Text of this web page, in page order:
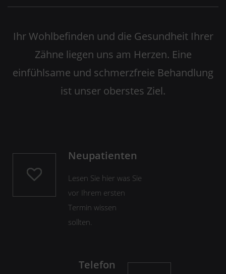
Ihr Wohlbefinden und die Gesundheit Ihrer
Zähne liegen uns am Herzen. Eine
einfühlsame und schmerzfreie Behandlung
ist unser oberstes Ziel.
Neupatienten
Lesen Sie hier was Sie
vor Ihrem ersten
Termin wissen
sollten.
Telefon